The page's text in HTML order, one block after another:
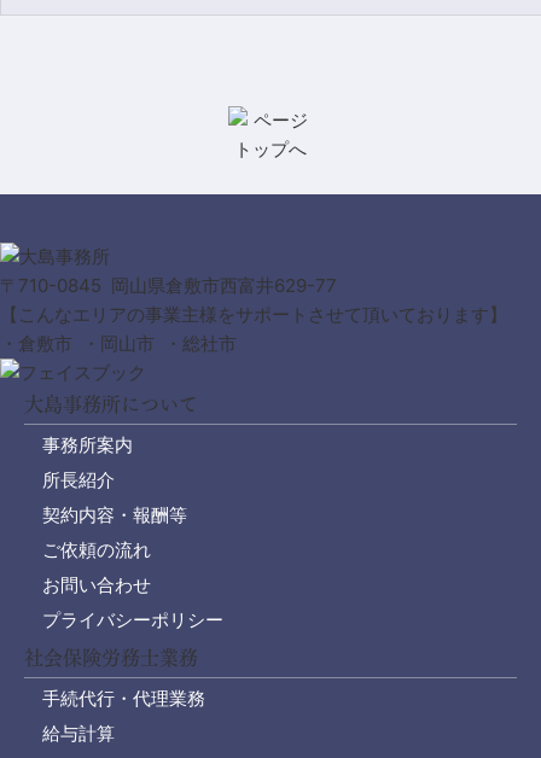
〒710-0845 岡山県倉敷市西富井629-77
【こんなエリアの事業主様をサポートさせて頂いております】
・倉敷市 ・岡山市 ・総社市
大島事務所について
事務所案内
所長紹介
契約内容・報酬等
ご依頼の流れ
お問い合わせ
プライバシーポリシー
社会保険労務士業務
手続代行・代理業務
給与計算